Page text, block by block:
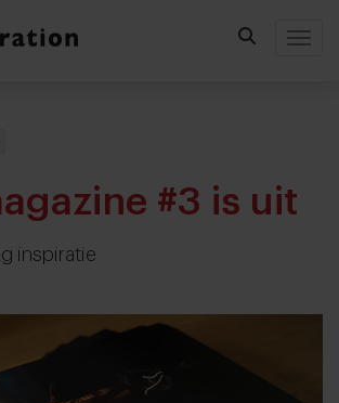
#3 is uit
inspiratie